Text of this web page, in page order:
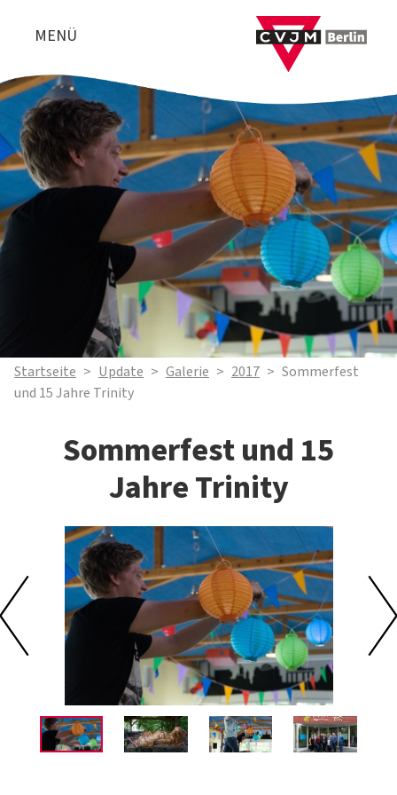
MENÜ
Startseite > Update > Galerie > 2017 > Sommerfest
und 15 Jahre Trinity
Sommerfest und 15
Jahre Trinity